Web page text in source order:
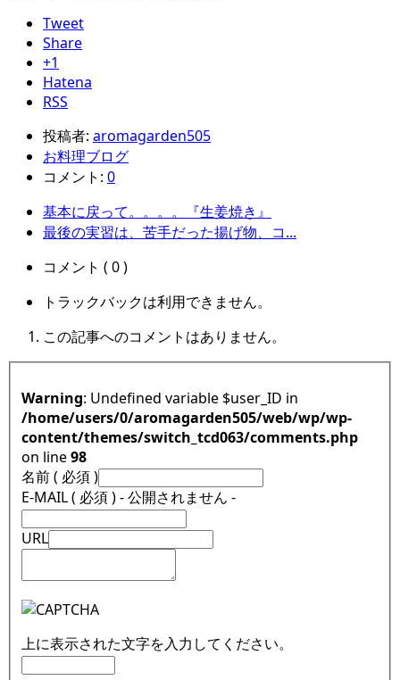
Tweet
Share
+1
Hatena
RSS
投稿者: aromagarden505
お料理ブログ
コメント: 0
基本に戻って。。。。『生姜焼き』
最後の実習は、苦手だった揚げ物、コ...
コメント ( 0 )
トラックバックは利用できません。
この記事へのコメントはありません。
Warning : Undefined variable $user_ID in
/home/users/0/aromagarden505/web/wp/wp-
content/themes/switch_tcd063/comments.php
on line98
名前 ( 必須 )
E-MAIL ( 必須 ) - 公開されません -
URL
上に表示された文字を入力してください。